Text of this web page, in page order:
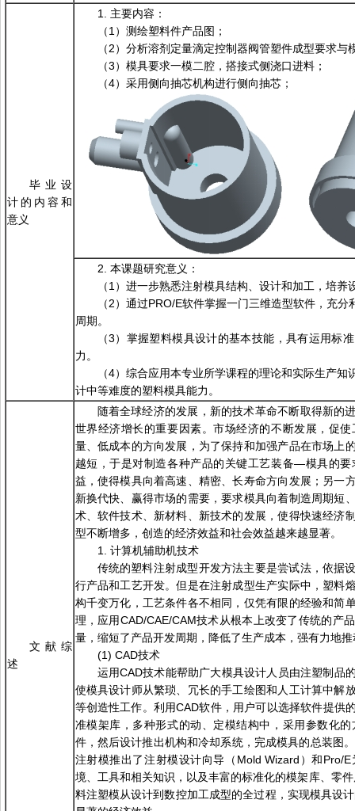
毕业设
计的内容和
意义
1. 主要内容：
（1）测绘塑料件产品图；
（2）分析溶剂定量滴定控制器阀管塑件成型要求与
（3）模具要求一模二腔，搭接式侧浇口进料；
（4）采用侧向抽芯机构进行侧向抽芯；
2. 本课题研究意义：
（1）进一步熟悉注射模具结构、设计和加工，培养
（2）通过PRO/E软件掌握一门三维造型软件，充
周期。
（3）掌握塑料模具设计的基本技能，具有运用标
力。
（4）综合应用本专业所学课程的理论和实际生产
计中等难度的塑料模具能力。
文献综
述
随着全球经济的发展，新的技术革命不断取得新的
世界经济增长的重要因素。市场经济的不断发展，促
量、低成本的方向发展，为了保持和加强产品在市场上
越短，于是对制造各种产品的关键工艺装备—模具的
益，使得模具向着高速、精密、长寿命方向发展；另一
新换代快、赢得市场的需要，要求模具向着制造周期短
术、软件技术、新材料、新技术的发展，使得快速经济
型不断增多，创造的经济效益和社会效益越来越显著。
1. 计算机辅助机技术
传统的塑料注射成型开发方法主要是尝试法，依据
行产品和工艺开发。但是在注射成型生产实际中，塑料
构千变万化，工艺条件各不相同，仅凭有限的经验和简
理，应用CAD/CAE/CAM技术从根本上改变了传统的产
量，缩短了产品开发周期，降低了生产成本，强有力地
(1) CAD技术
运用CAD技术能帮助广大模具设计人员由注塑制品
使模具设计师从繁琐、冗长的手工绘图和人工计算中解
等创造性工作。利用CAD软件，用户可以选择软件提供
准模架库，多种形式的动、定模结构中，采用参数化
件，然后设计推出机构和冷却系统，完成模具的总装图
注射模推出了注射模设计向导（Mold Wizard）和Pro/
境、工具和相关知识，以及丰富的标准化的模架库、零
料注塑模从设计到数控加工成型的全过程，实现模具设